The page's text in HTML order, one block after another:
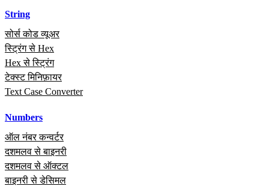
String
सोर्स कोड व्यूअर
स्ट्रिंग से Hex
Hex से स्ट्रिंग
टेक्स्ट मिनिफ़ायर
Text Case Converter
Numbers
ऑल नंबर कन्वर्टर
दशमलव से बाइनरी
दशमलव से ऑक्टल
बाइनरी से डेसिमल